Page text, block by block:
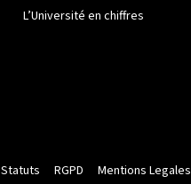
L’Université en chiffres
Statuts RGPD Mentions Legales